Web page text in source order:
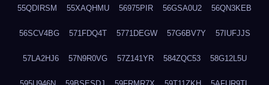
55QDIRSM 55XAQHMU 56975PIR 56GSA0U2 56QN3KEB
56SCV4BG 571FDQ4T 5771DEGW 57G6BV7Y 57IUFJJS
57LA2HJ6 57N9R0VG 57Z141YR 584ZQC53 58G12L5U